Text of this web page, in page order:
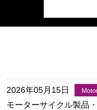
2026年05月15日
モーターサイクル製品